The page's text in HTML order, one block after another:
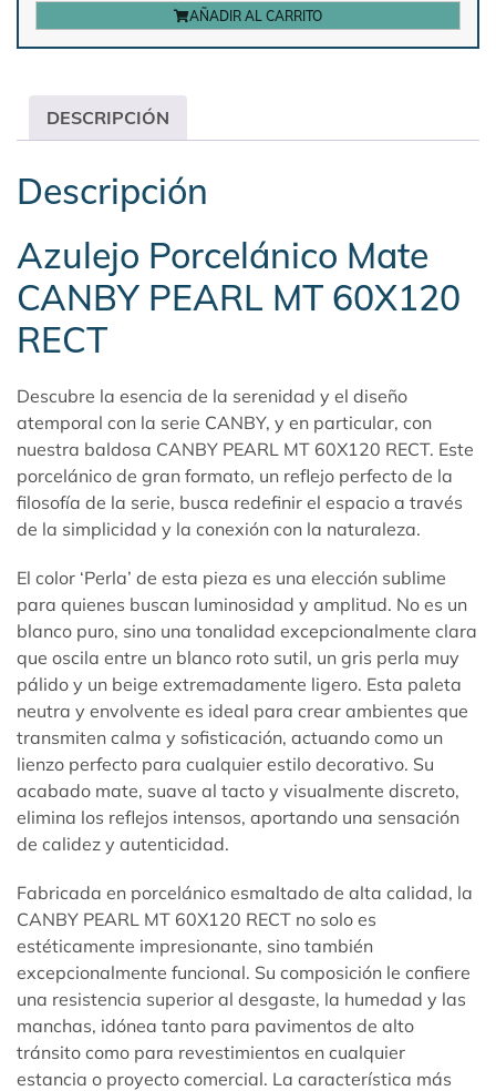
AÑADIR AL CARRITO
DESCRIPCIÓN
Descripción
Azulejo Porcelánico Mate
CANBY PEARL MT 60X120
RECT
Descubre la esencia de la serenidad y el diseño
atemporal con la serie CANBY, y en particular, con
nuestra baldosa CANBY PEARL MT 60X120 RECT. Este
porcelánico de gran formato, un reflejo perfecto de la
filosofía de la serie, busca redefinir el espacio a través
de la simplicidad y la conexión con la naturaleza.
El color ‘Perla’ de esta pieza es una elección sublime
para quienes buscan luminosidad y amplitud. No es un
blanco puro, sino una tonalidad excepcionalmente clara
que oscila entre un blanco roto sutil, un gris perla muy
pálido y un beige extremadamente ligero. Esta paleta
neutra y envolvente es ideal para crear ambientes que
transmiten calma y sofisticación, actuando como un
lienzo perfecto para cualquier estilo decorativo. Su
acabado mate, suave al tacto y visualmente discreto,
elimina los reflejos intensos, aportando una sensación
de calidez y autenticidad.
Fabricada en porcelánico esmaltado de alta calidad, la
CANBY PEARL MT 60X120 RECT no solo es
estéticamente impresionante, sino también
excepcionalmente funcional. Su composición le confiere
una resistencia superior al desgaste, la humedad y las
manchas, idónea tanto para pavimentos de alto
tránsito como para revestimientos en cualquier
estancia o proyecto comercial. La característica más